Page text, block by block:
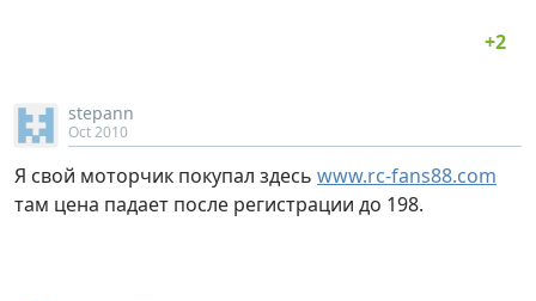
stepann
Oct 2010
Я свой моторчик покупал здесь www.rc-fans88.com
там цена падает после регистрации до 198.